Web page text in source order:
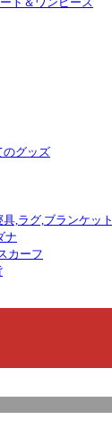
のグッズ
具,ラグ,ブランケット
ナ
カーフ